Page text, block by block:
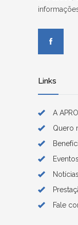
Links
A
Quero
Eventos
Notícias
Fale